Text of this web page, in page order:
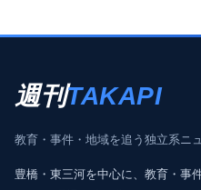
週刊TAKAPI
教育・事件・地域を追う独立系ニ
豊橋・東三河を中心に、教育・事